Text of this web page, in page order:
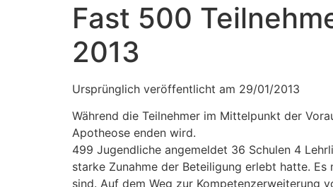
Fast 500
2013
Ursprünglich veröffentlicht am 29/01/2013
Während die Teilnehmer im Mittelpunkt der
Apotheose enden wird.
499 Jugendliche angemeldet 36 Schulen 4
starke Zunahme der Beteiligung erlebt hatte.
sind. Auf dem Weg zur Kompetenzerweiterung